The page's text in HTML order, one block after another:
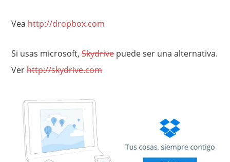
Vea http://dropbox.com
Si usas microsoft,Skydrivepuede ser una alternativa.
Verhttp://skydrive.com